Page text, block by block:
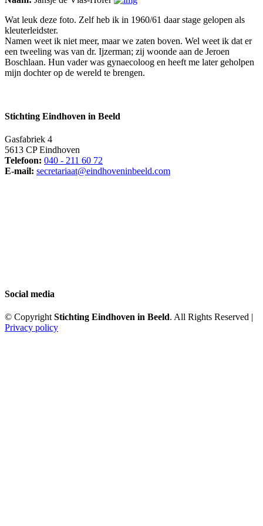
Wat leuk deze foto. Zelf heb ik in 1960/61 daar stage gelopen als
kleuterleidster.
Namen weet ik niet meer, maar we zaten boven. Wel weet ik dat er
een tweeling was van dr. Ijzerman; zij woonde aan de Jeroen
Boschlaan. Hun vader was gynaecoloog en heeft me later geholpen
mijn dochter op de wereld te brengen.
Stichting Eindhoven in Beeld
Gasfabriek 4
5613 CP Eindhoven
Telefoon: 040 - 211 60 72
E-mail: secretariaat@eindhoveninbeeld.com
Social media
© CopyrightStichting Eindhoven in Beeld. All Rights Reserved |
Privacy policy